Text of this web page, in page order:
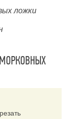
ложки